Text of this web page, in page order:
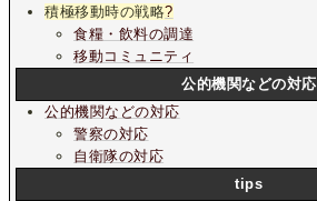
積極移動時の戦略?
食糧・飲料の調達
移動コミュニティ
公的機関などの対応
公的機関などの対応
警察の対応
自衛隊の対応
tips